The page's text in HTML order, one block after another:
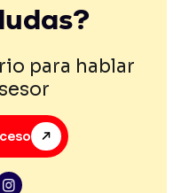
para hablar